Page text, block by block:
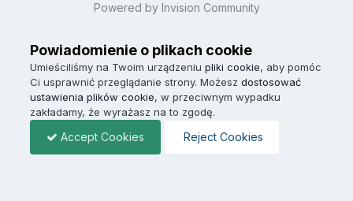
Powered by Invision Community
Powiadomienie o plikach cookie
Umieściliśmy na Twoim urządzeniu pliki cookie, aby pomóc
Ci usprawnić przeglądanie strony. Możesz dostosować
ustawienia plików cookie, w przeciwnym wypadku
zakładamy, że wyrażasz na to zgodę.
Accept Cookies Reject Cookies